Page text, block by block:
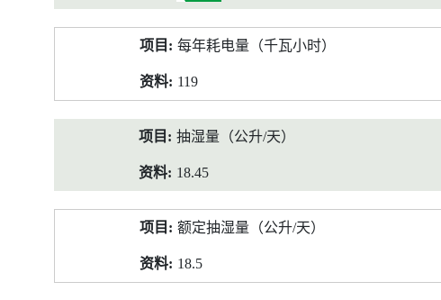
每年耗电量（千瓦小时）
119
抽湿量（公升/天）
18.45
额定抽湿量（公升/天）
18.5